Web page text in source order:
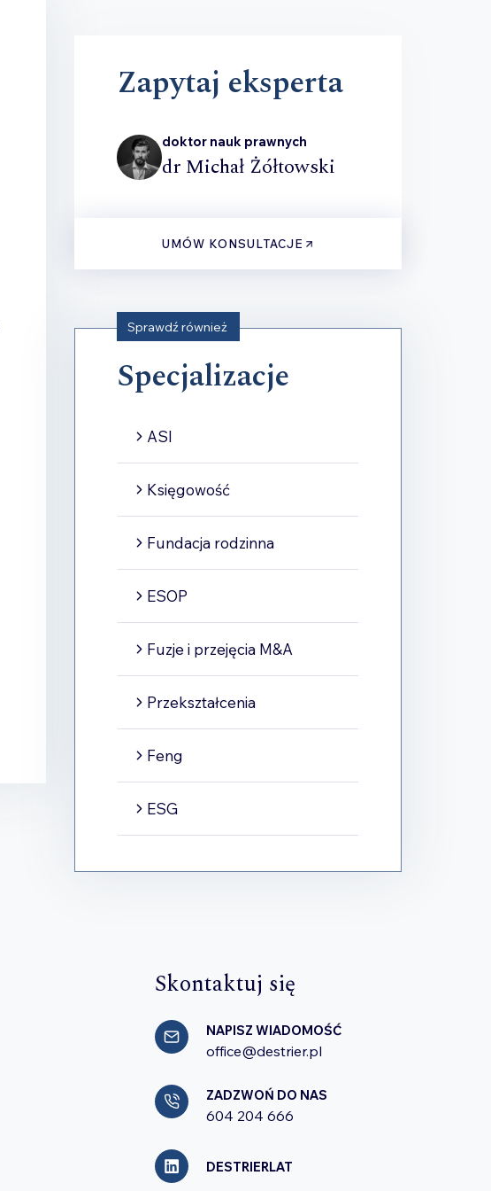
Zapytaj eksperta
doktor nauk prawnych
dr Michał Żółtowski
UMÓW KONSULTACJE
Sprawdź również
Specjalizacje
ASI
Księgowość
Fundacja rodzinna
ESOP
Fuzje i przejęcia M&A
Przekształcenia
Feng
ESG
Skontaktuj się
NAPISZ WIADOMOŚĆ
office@destrier.pl
ZADZWOŃ DO NAS
604 204 666
DESTRIERLAT